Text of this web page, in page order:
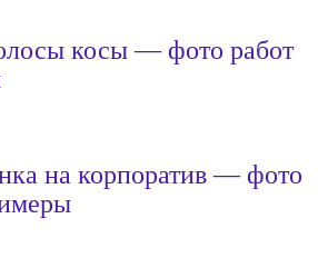
косы — фото работ
на корпоратив — фото